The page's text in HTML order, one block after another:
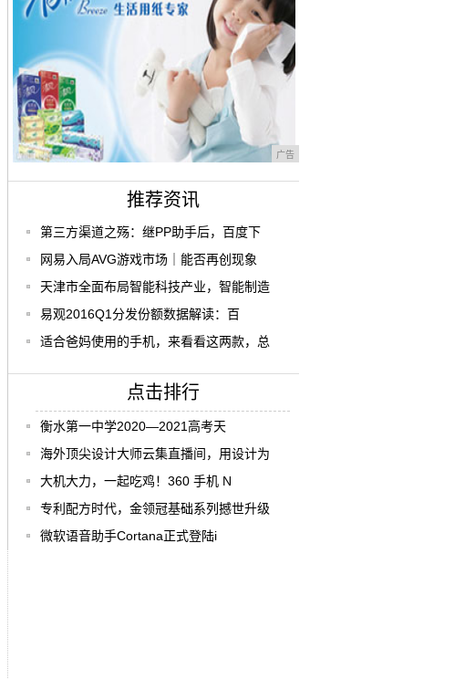
广告
推荐资讯
第三方渠道之殇：继PP助手后，百度下
网易入局AVG游戏市场｜能否再创现象
天津市全面布局智能科技产业，智能制造
易观2016Q1分发份额数据解读：百
适合爸妈使用的手机，来看看这两款，总
点击排行
衡水第一中学2020—2021高考天
海外顶尖设计大师云集直播间，用设计为
大机大力，一起吃鸡！360 手机 N
专利配方时代，金领冠基础系列撼世升级
微软语音助手Cortana正式登陆i